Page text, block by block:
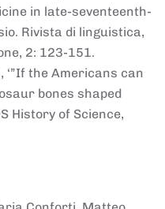
in late-seventeenth-
Rivista di linguistica,
2: 123-151.
‘”If the Americans can
bones shaped
History of Science,